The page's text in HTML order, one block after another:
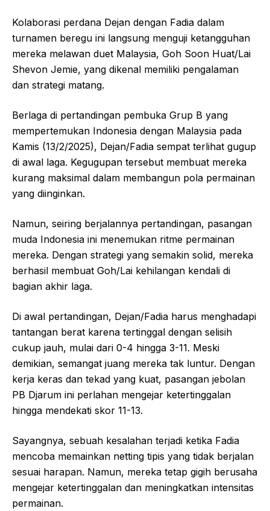
Kolaborasi perdana Dejan dengan Fadia dalam
turnamen beregu ini langsung menguji ketangguhan
mereka melawan duet Malaysia, Goh Soon Huat/Lai
Shevon Jemie, yang dikenal memiliki pengalaman
dan strategi matang.
Berlaga di pertandingan pembuka Grup B yang
mempertemukan Indonesia dengan Malaysia pada
Kamis (13/2/2025), Dejan/Fadia sempat terlihat gugup
di awal laga. Kegugupan tersebut membuat mereka
kurang maksimal dalam membangun pola permainan
yang diinginkan.
Namun, seiring berjalannya pertandingan, pasangan
muda Indonesia ini menemukan ritme permainan
mereka. Dengan strategi yang semakin solid, mereka
berhasil membuat Goh/Lai kehilangan kendali di
bagian akhir laga.
Di awal pertandingan, Dejan/Fadia harus menghadapi
tantangan berat karena tertinggal dengan selisih
cukup jauh, mulai dari 0-4 hingga 3-11. Meski
demikian, semangat juang mereka tak luntur. Dengan
kerja keras dan tekad yang kuat, pasangan jebolan
PB Djarum ini perlahan mengejar ketertinggalan
hingga mendekati skor 11-13.
Sayangnya, sebuah kesalahan terjadi ketika Fadia
mencoba memainkan netting tipis yang tidak berjalan
sesuai harapan. Namun, mereka tetap gigih berusaha
mengejar ketertinggalan dan meningkatkan intensitas
permainan.